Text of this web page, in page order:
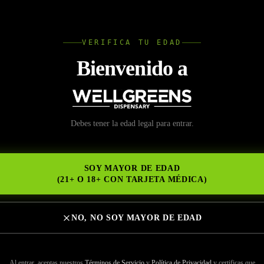
VERIFICA TU EDAD
Bienvenido a
Debes tener la edad legal para entrar.
SOY MAYOR DE EDAD
(21+ O 18+ CON TARJETA MÉDICA)
NO, NO SOY MAYOR DE EDAD
una tienda en
reputación para